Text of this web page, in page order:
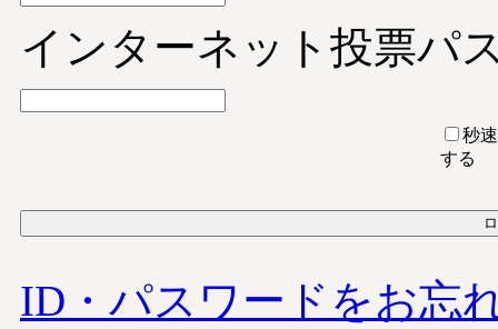
インターネット投票パ
秒
する
ID・パスワードをお忘